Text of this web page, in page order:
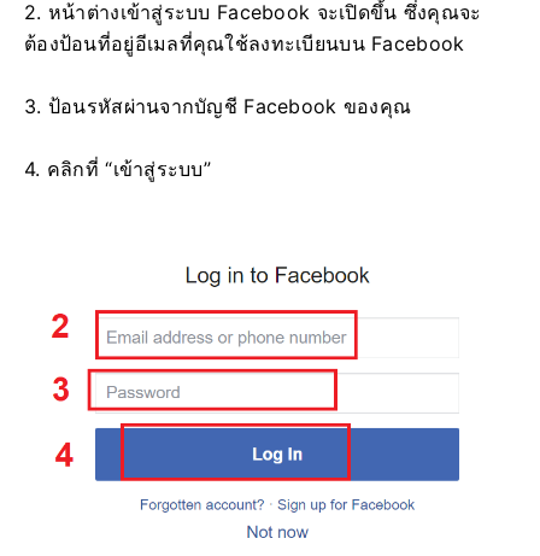
2. หน้าต่างเข้าสู่ระบบ Facebook จะเปิดขึ้น ซึ่งคุณจะ
ต้องป้อนที่อยู่อีเมลที่คุณใช้ลงทะเบียนบน Facebook
3. ป้อนรหัสผ่านจากบัญชี Facebook ของคุณ
4. คลิกที่ “เข้าสู่ระบบ”